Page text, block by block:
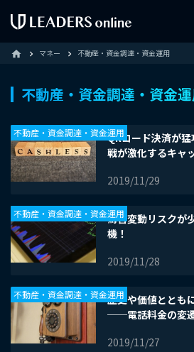
home マネー 不動産・資金調達・資金運用
不動産・資金調達・資金
QRコード決済が
戦が激化するキャ
2019/11/29
不動産・資金調達・資金運用
為替変動リスクが
機！
2019/11/28
不動産・資金調達・資金運用
歴史や価値ととも
──電話料金の変
2019/11/27
不動産・資金調達・資金運用